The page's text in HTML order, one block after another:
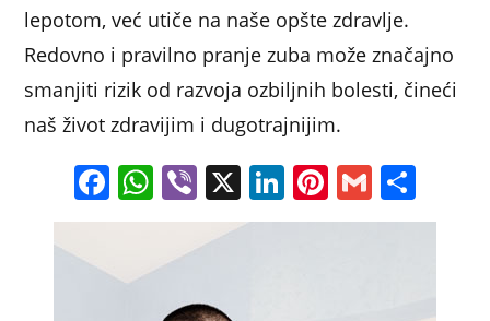
lepotom, već utiče na naše opšte zdravlje.
Redovno i pravilno pranje zuba može značajno
smanjiti rizik od razvoja ozbiljnih bolesti, čineći
naš život zdravijim i dugotrajnijim.
F
a
e
W
h
at
Vi
b
er
X Li
n
Pi
nt
G
m h